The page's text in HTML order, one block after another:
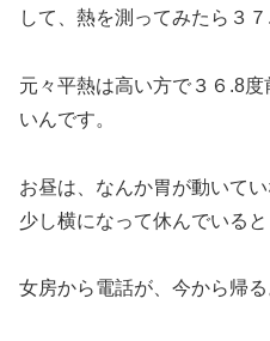
して、熱を測ってみたら３
元々平熱は高い方で３６.8
いんです。
お昼は、なんか胃が動いて
少し横になって休んでいると
女房から電話が、今から帰る